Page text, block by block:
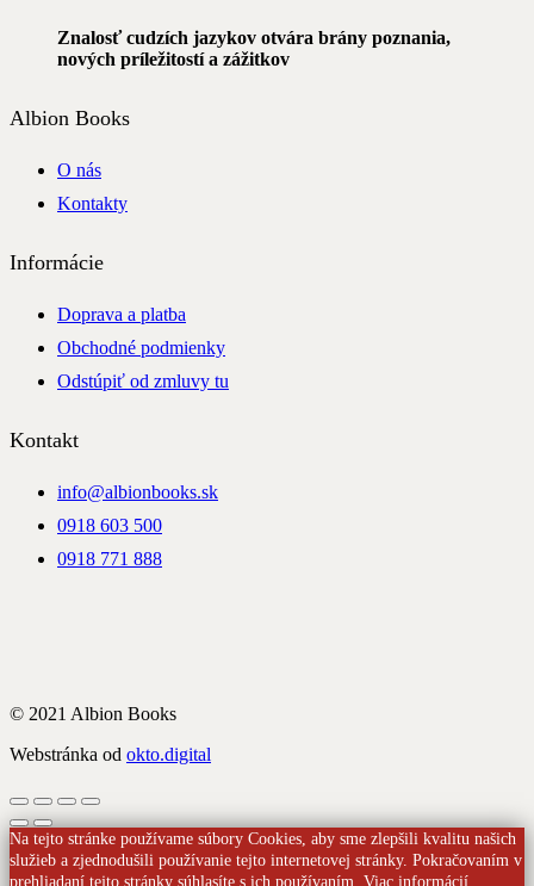
Znalosť cudzích jazykov otvára brány poznania,
nových príležitostí a zážitkov
Albion Books
O nás
Kontakty
Informácie
Doprava a platba
Obchodné podmienky
Odstúpiť od zmluvy tu
Kontakt
info@albionbooks.sk
0918 603 500
0918 771 888
© 2021 Albion Books
Webstránka od okto.digital
Na tejto stránke používame súbory Cookies, aby sme zlepšili kvalitu našich
služieb a zjednodušili používanie tejto internetovej stránky. Pokračovaním v
prehliadaní tejto stránky súhlasíte s ich používaním. Viac informácií